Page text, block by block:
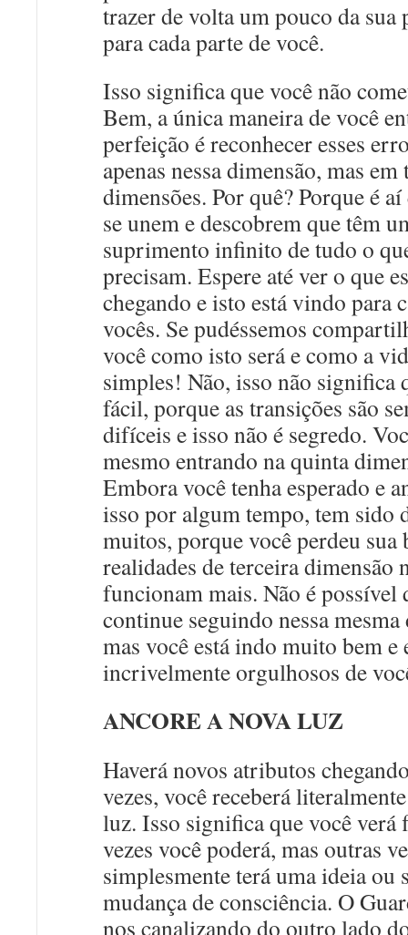
trazer de volta um pouco da sua
para cada parte de você.
Isso significa que você não
Bem, a única maneira de você
perfeição é reconhecer esses
apenas nessa dimensão, mas em
dimensões. Por quê? Porque é
se unem e descobrem que têm
suprimento infinito de tudo o
precisam. Espere até ver o que
chegando e isto está vindo para
vocês. Se pudéssemos
você como isto será e como a
simples! Não, isso não significa
fácil, porque as transições são
difíceis e isso não é segredo.
mesmo entrando na quinta
Embora você tenha esperado e
isso por algum tempo, tem sido
muitos, porque você perdeu sua
realidades de terceira dimensão
funcionam mais. Não é possível
continue seguindo nessa
mas você está indo muito bem e
incrivelmente orgulhosos de
ANCORE A NOVA LUZ
Haverá novos atributos
vezes, você receberá
luz. Isso significa que você verá
vezes você poderá, mas outras
simplesmente terá uma ideia ou
mudança de consciência. O
nos canalizando do outro lado